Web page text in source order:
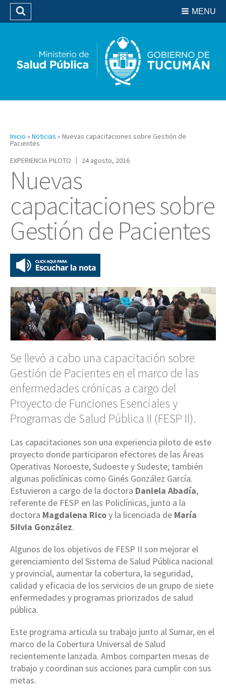
Biblioteca
MENU
Buscar
Inicio » Noticias » Nuevas capacitaciones sobre Gestión de
Pacientes
EXPERIENCIA PILOTO
24 agosto, 2016
Nuevas
capacitaciones sobre
Gestión de Pacientes
Se llevó a cabo una capacitación sobre
Gestión de Pacientes en el marco de las
enfermedades crónicas a cargo del
Proyecto de Funciones Esenciales y
Programas de Salud Pública II (FESP II).
Las capacitaciones son una experiencia piloto de este
proyecto donde participaron efectores de las Áreas
Operativas Noroeste, Sudoeste y Sudeste; también
algunas policlínicas como Ginés González García.
Estuvieron a cargo de la doctora Daniela Abadía,
referente de FESP en las Policlínicas, junto a la
doctora Magdalena Ricoy la licenciada de María
Silvia González.
Algunos de los objetivos de FESP II son mejorar el
gerenciamiento del Sistema de Salud Pública nacional
y provincial, aumentar la cobertura, la seguridad,
calidad y eficacia de los servicios de un grupo de siete
enfermedades y programas priorizados de salud
pública.
Este programa articula su trabajo junto al Sumar, en el
marco de la Cobertura Universal de Salud
recientemente lanzada. Ambos comparten mesas de
trabajo y coordinan sus acciones para cumplir con sus
metas.